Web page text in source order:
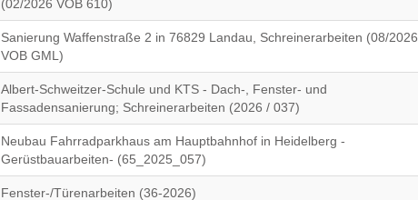
(02/2026 VOB 610)
Sanierung Waffenstraße 2 in 76829 Landau, Schreinerarbeiten (08/2026
VOB GML)
Albert-Schweitzer-Schule und KTS - Dach-, Fenster- und
Fassadensanierung; Schreinerarbeiten (2026 / 037)
Neubau Fahrradparkhaus am Hauptbahnhof in Heidelberg -
Gerüstbauarbeiten- (65_2025_057)
Fenster-/Türenarbeiten (36-2026)